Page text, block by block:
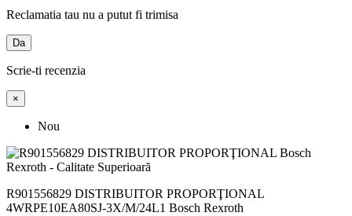
Reclamatia tau nu a putut fi trimisa
Da
Scrie-ti recenzia
×
Nou
R901556829 DISTRIBUITOR PROPORŢIONAL
4WRPE10EA80SJ-3X/M/24L1 Bosch Rexroth